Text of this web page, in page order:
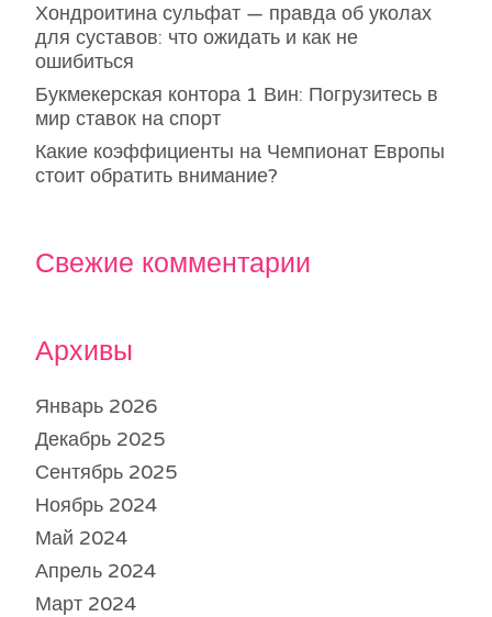
Хондроитина сульфат — правда об уколах
для суставов: что ожидать и как не
ошибиться
Букмекерская контора 1 Вин: Погрузитесь в
мир ставок на спорт
Какие коэффициенты на Чемпионат Европы
стоит обратить внимание?
Свежие комментарии
Архивы
Январь 2026
Декабрь 2025
Сентябрь 2025
Ноябрь 2024
Май 2024
Апрель 2024
Март 2024